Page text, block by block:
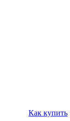
Как купить